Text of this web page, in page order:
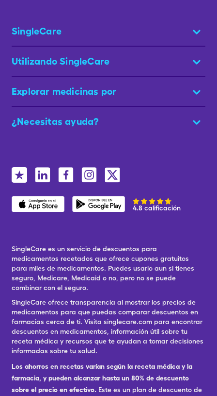
SingleCare
Utilizando SingleCare
Explorar medicinas por
¿Necesitas ayuda?
4.8 calificación
SingleCare es un servicio de descuentos para
medicamentos recetados que ofrece cupones gratuitos
para miles de medicamentos. Puedes usarlo aun si tienes
seguro, Medicare, Medicaid o no, pero no se puede
combinar con el seguro.
SingleCare ofrece transparencia al mostrar los precios de
medicamentos para que puedas comparar descuentos en
farmacias cerca de ti. Visita singlecare.com para encontrar
descuentos en medicamentos, información útil sobre tu
receta médica y recursos que te ayudan a tomar decisiones
informadas sobre tu salud.
Los ahorros en recetas varían según la receta médica y la
farmacia, y pueden alcanzar hasta un 80% de descuento
sobre el precio en efectivo. Este es un plan de descuento de